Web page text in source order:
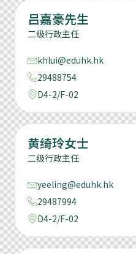
吕嘉豪先生
二级行政主任
khlui@eduhk.hk
29488754
D4-2/F-02
黄绮玲女士
二级行政主任
yeeling@eduhk.hk
29487994
D4-2/F-02